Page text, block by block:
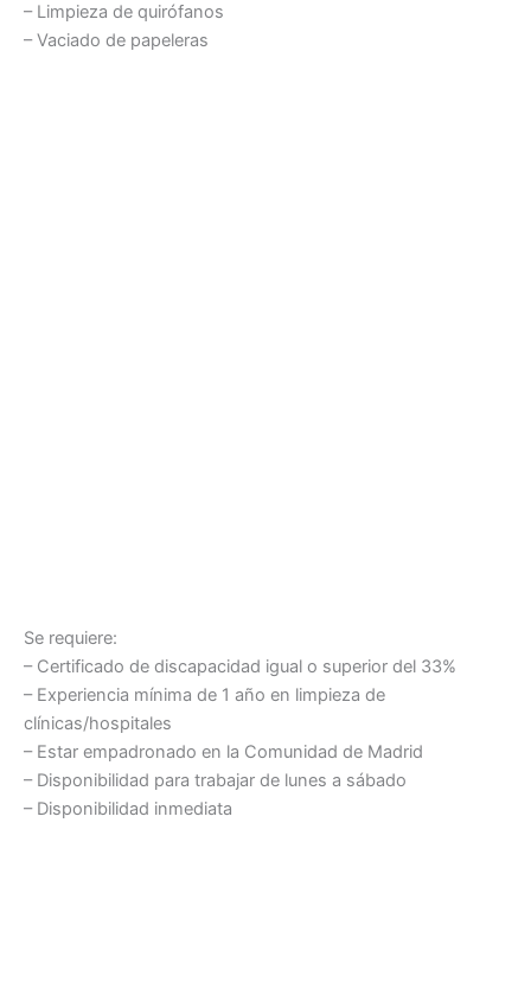
– Limpieza de quirófanos
– Vaciado de papeleras
Se requiere:
– Certificado de discapacidad igual o superior del 33%
– Experiencia mínima de 1 año en limpieza de
clínicas/hospitales
– Estar empadronado en la Comunidad de Madrid
– Disponibilidad para trabajar de lunes a sábado
– Disponibilidad inmediata